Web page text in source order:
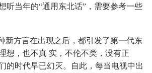
听当年的“通用东北话”，需要参考一些
新方言在出现之后，都引发了第一代东
想，也不真 实，不伦不类，没有正
的时代早已幻灭。自此，每当电视中出